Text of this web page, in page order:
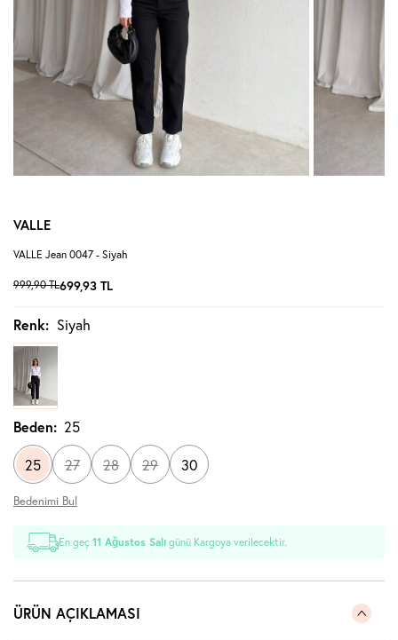
VALLE
VALLE Jean 0047 - Siyah
999,90TL699,93 TL
Renk: Siyah
Beden: 25
25 27 28 29 30
Bedenimi Bul
En geç11 Ağustos Salı günü Kargoya verilecektir.
ÜRÜN AÇIKLAMASI